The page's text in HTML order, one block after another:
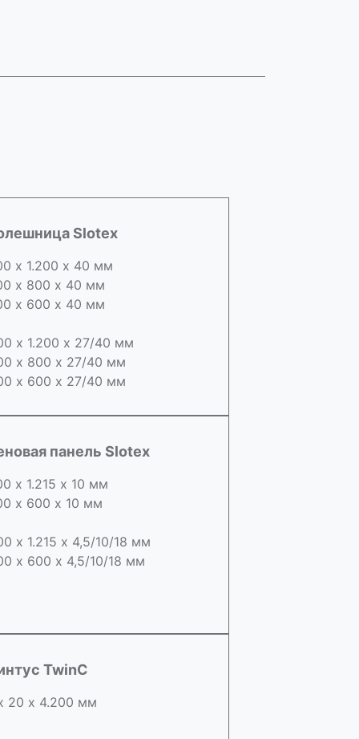
Slotex
х 1.200 х 40 мм
х 800 х 40 мм
х 600 х 40 мм
х 1.200 х 27/40 мм
х 800 х 27/40 мм
х 600 х 27/40 мм
панель Slotex
х 1.215 х 10 мм
х 600 х 10 мм
х 1.215 х 4,5/10/18 мм
х 600 х 4,5/10/18 мм
TwinC
20 х 4.200 мм